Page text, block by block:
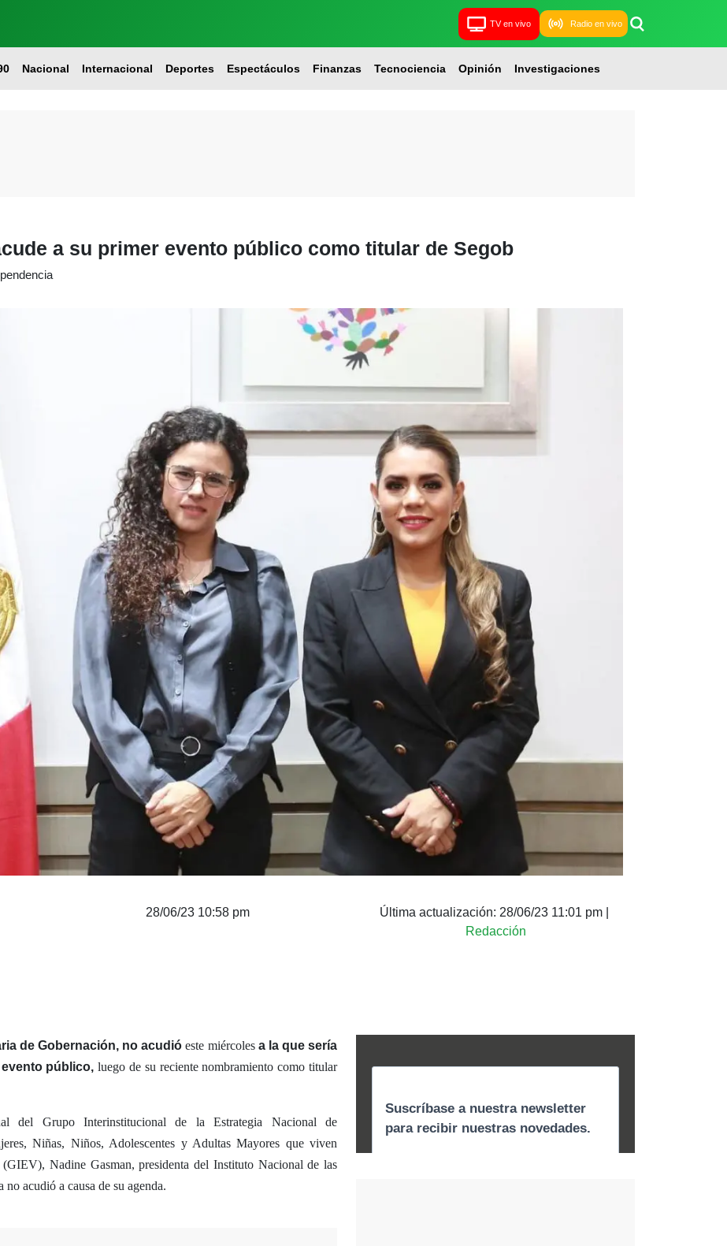
TV en vivo Radio en vivo
Nacional Internacional Deportes Espectáculos Finanzas Tecnociencia Opinión Investigaciones
a su primer evento público como titular de Segob
28/06/23 10:58 pm Última actualización: 28/06/23 11:01 pm|
Redacción
de Gobernación, no acudió este miércoles a la que sería
público, luego de su reciente nombramiento como titular
del Grupo Interinstitucional de la Estrategia Nacional de
Niñas, Niños, Adolescentes y Adultas Mayores que viven
(GIEV), Nadine Gasman, presidenta del Instituto Nacional de las
acudió a causa de su agenda.